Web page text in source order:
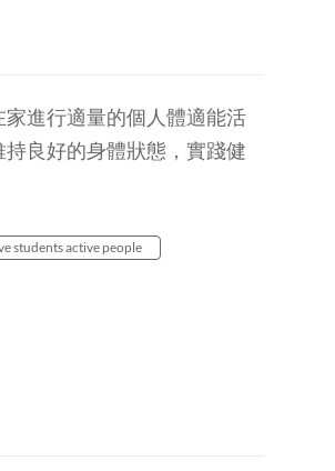
進行適量的個人體適能活
良好的身體狀態，實踐健
students active people